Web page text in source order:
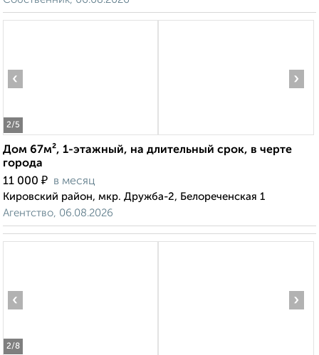
2/5
‹ ›
Дом 67м², 1-этажный, на длительный срок, в черте
города
11 000 ₽ в месяц
Кировский район, мкр. Дружба-2, Белореченская 1
Агентство, 06.08.2026
2/8
‹ ›